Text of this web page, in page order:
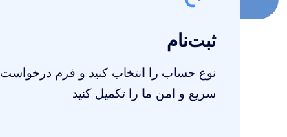
ثبت‌نام
نوع حساب را انتخاب کنید و فرم درخواست
سریع و امن ما را تکمیل کنید